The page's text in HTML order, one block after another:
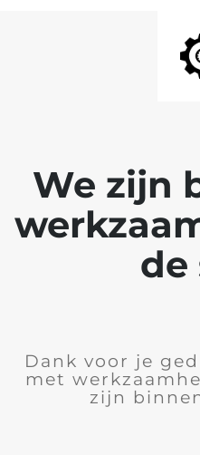
We zijn
de
Dank voor je
met
zijn